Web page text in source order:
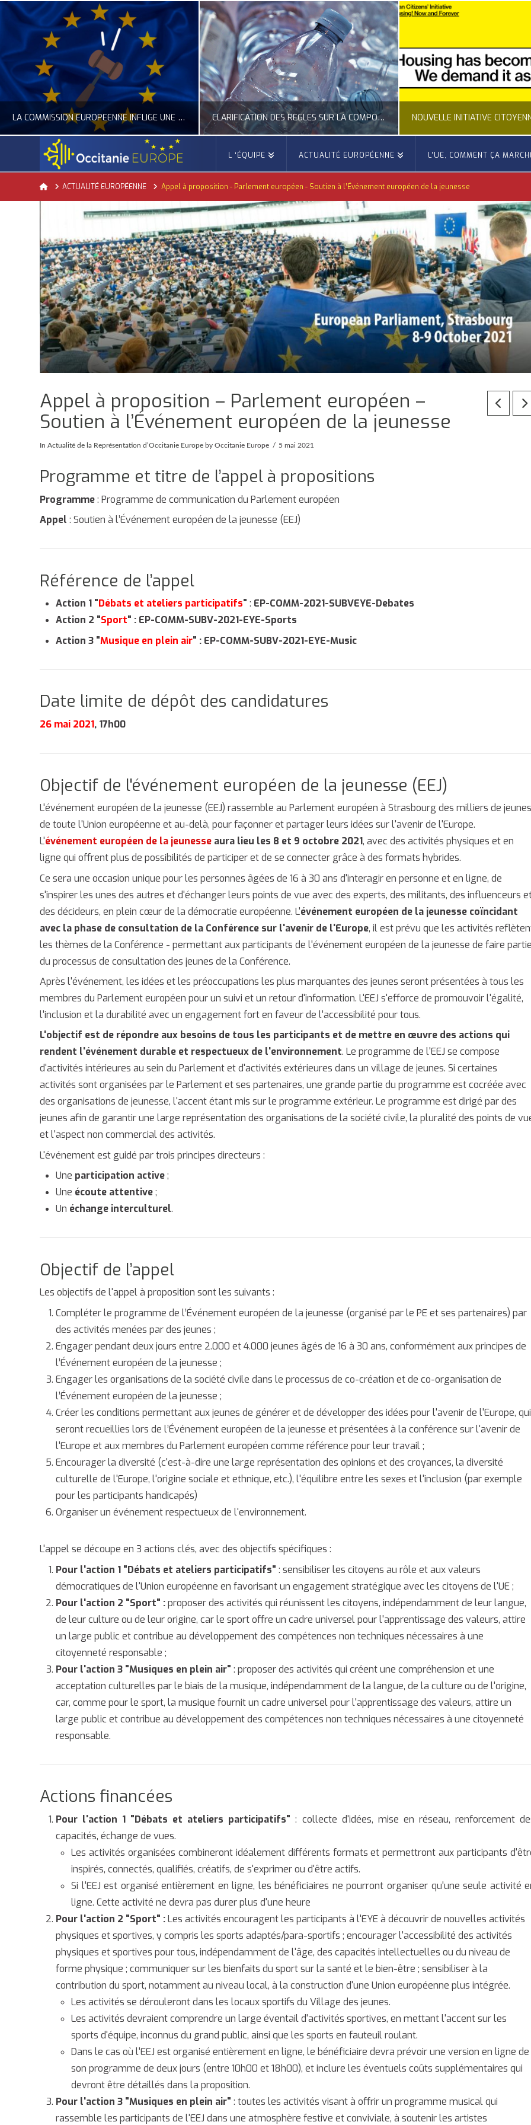
LA COMMISSION EUROPÉENNE INFLIGE UNE AMENDE RECORD À GOOGLE
ACTUALITÉ DE L'UNION EUROPÉENNE, ACTUALITÉ DE LA REPRÉSENTATION D’OCCITANIE EUROPE, NUMÉRIQUE- DIGITAL
CLARIFICATION DES RÈGLES SUR LA COMPOSITION DES BOUTEILLES PLASTIQUES
ACTUALITÉ DE L'UNION EUROPÉENNE, ACTUALITÉ DE LA REPRÉSENTATION D’OCCITANIE EUROPE, ECONOMIE CIRCULAIRE, ÉNERGIE - ENVIRONNEMENT - CLIMAT
JUILLET 24, 2026
ACTUALITÉ DE L'UNION EUROPÉENNE, ACTUALITÉ DE LA REPRÉSENTATION D’OCCITANIE
JUILLET 24,
L ‘ÉQUIPE ACTUALITÉ EUROPÉENNE L’UE, COMMENT ÇA
HomeACTUALITÉ EUROPÉENNE Appel à proposition - Parlement européen - Soutien à l’Événement européen de la jeunesse
Appel à proposition – Parlement européen –
Soutien à l’Événement européen de la jeunesse
InActualité de la Représentation d’Occitanie Europe by Occitanie Europe 5 mai 2021
Programme et titre de l’appel à propositions
Programme: Programme de communication du Parlement européen
Appel : Soutien à l’Événement européen de la jeunesse (EEJ)
Référence de l’appel
Action 1 "Débats et ateliers participatifs" : EP-COMM-2021-SUBVEYE-Debates
Action 2 "Sport" : EP-COMM-SUBV-2021-EYE-Sports
Action 3 "Musique en plein air" : EP-COMM-SUBV-2021-EYE-Music
Date limite de dépôt des candidatures
26 mai 2021, 17h00
Objectif de l'événement européen de la jeunesse (EEJ)
L'événement européen de la jeunesse (EEJ) rassemble au Parlement européen à Strasbourg des milliers de
de toute l'Union européenne et au-delà, pour façonner et partager leurs idées sur l'avenir de l'Europe.
L'événement européen de la jeunesse aura lieu les 8 et 9 octobre 2021, avec des activités physiques et en
ligne qui offrent plus de possibilités de participer et de se connecter grâce à des formats hybrides.
Ce sera une occasion unique pour les personnes âgées de 16 à 30 ans d'interagir en personne et en ligne, de
s'inspirer les unes des autres et d'échanger leurs points de vue avec des experts, des militants, des influenceurs
des décideurs, en plein cœur de la démocratie européenne. L'événement européen de la jeunesse coïncidant
avec la phase de consultation de la Conférence sur l'avenir de l'Europe, il est prévu que les activités
les thèmes de la Conférence - permettant aux participants de l'événement européen de la jeunesse de faire
du processus de consultation des jeunes de la Conférence.
Après l'événement, les idées et les préoccupations les plus marquantes des jeunes seront présentées à tous les
membres du Parlement européen pour un suivi et un retour d'information. L'EEJ s'efforce de promouvoir l'égalité,
l'inclusion et la durabilité avec un engagement fort en faveur de l'accessibilité pour tous.
L'objectif est de répondre aux besoins de tous les participants et de mettre en œuvre des actions qui
rendent l'événement durable et respectueux de l'environnement. Le programme de l'EEJ se compose
d'activités intérieures au sein du Parlement et d'activités extérieures dans un village de jeunes. Si certaines
activités sont organisées par le Parlement et ses partenaires, une grande partie du programme est cocréée avec
des organisations de jeunesse, l'accent étant mis sur le programme extérieur. Le programme est dirigé par des
jeunes afin de garantir une large représentation des organisations de la société civile, la pluralité des points de
et l'aspect non commercial des activités.
L'événement est guidé par trois principes directeurs :
Une participation active;
Une écoute attentive;
Un échange interculturel.
Objectif de l’appel
Les objectifs de l'appel à proposition sont les suivants :
Compléter le programme de l’Événement européen de la jeunesse (organisé par le PE et ses partenaires) par
des activités menées par des jeunes ;
Engager pendant deux jours entre 2.000 et 4.000 jeunes âgés de 16 à 30 ans, conformément aux principes de
l’Événement européen de la jeunesse ;
Engager les organisations de la société civile dans le processus de co-création et de co-organisation de
l’Événement européen de la jeunesse ;
Créer les conditions permettant aux jeunes de générer et de développer des idées pour l'avenir de l'Europe, qui
seront recueillies lors de l’Événement européen de la jeunesse et présentées à la conférence sur l'avenir de
l'Europe et aux membres du Parlement européen comme référence pour leur travail ;
Encourager la diversité (c'est-à-dire une large représentation des opinions et des croyances, la diversité
culturelle de l'Europe, l'origine sociale et ethnique, etc.), l'équilibre entre les sexes et l'inclusion (par exemple
pour les participants handicapés)
Organiser un événement respectueux de l'environnement.
L'appel se découpe en 3 actions clés, avec des objectifs spécifiques :
Pour l'action 1 "Débats et ateliers participatifs" : sensibiliser les citoyens au rôle et aux valeurs
démocratiques de l'Union européenne en favorisant un engagement stratégique avec les citoyens de l'UE ;
Pour l'action 2 "Sport" :proposer des activités qui réunissent les citoyens, indépendamment de leur langue,
de leur culture ou de leur origine, car le sport offre un cadre universel pour l'apprentissage des valeurs, attire
un large public et contribue au développement des compétences non techniques nécessaires à une
citoyenneté responsable ;
Pour l'action 3 "Musiques en plein air" : proposer des activités qui créent une compréhension et une
acceptation culturelles par le biais de la musique, indépendamment de la langue, de la culture ou de l'origine,
car, comme pour le sport, la musique fournit un cadre universel pour l'apprentissage des valeurs, attire un
large public et contribue au développement des compétences non techniques nécessaires à une citoyenneté
responsable.
Actions financées
Pour l'action 1 "Débats et ateliers participatifs" : collecte d'idées, mise en réseau, renforcement
capacités, échange de vues.
Les activités organisées combineront idéalement différents formats et permettront aux participants
inspirés, connectés, qualifiés, créatifs, de s'exprimer ou d'être actifs.
Si l'EEJ est organisé entièrement en ligne, les bénéficiaires ne pourront organiser qu'une seule activité
ligne. Cette activité ne devra pas durer plus d'une heure
Pour l'action 2 "Sport" :Les activités encouragent les participants à l'EYE à découvrir de nouvelles activités
physiques et sportives, y compris les sports adaptés/para-sportifs ; encourager l'accessibilité des activités
physiques et sportives pour tous, indépendamment de l'âge, des capacités intellectuelles ou du niveau de
forme physique ; communiquer sur les bienfaits du sport sur la santé et le bien-être ; sensibiliser à la
contribution du sport, notamment au niveau local, à la construction d'une Union européenne plus intégrée.
Les activités se dérouleront dans les locaux sportifs du Village des jeunes.
Les activités devraient comprendre un large éventail d'activités sportives, en mettant l'accent sur les
sports d'équipe, inconnus du grand public, ainsi que les sports en fauteuil roulant.
Dans le cas où l'EEJ est organisé entièrement en ligne, le bénéficiaire devra prévoir une version en ligne de
son programme de deux jours (entre 10h00 et 18h00), et inclure les éventuels coûts supplémentaires qui
devront être détaillés dans la proposition.
Pour l'action 3 "Musiques en plein air" : toutes les activités visant à offrir un programme musical qui
rassemble les participants de l'EEJ dans une atmosphère festive et conviviale, à soutenir les artistes